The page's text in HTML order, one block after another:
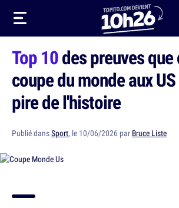
Top 10des preuves
coupe du monde aux
pire de l'histoire
Publié dansSport, le 10/06/2026 par Bruce Liste